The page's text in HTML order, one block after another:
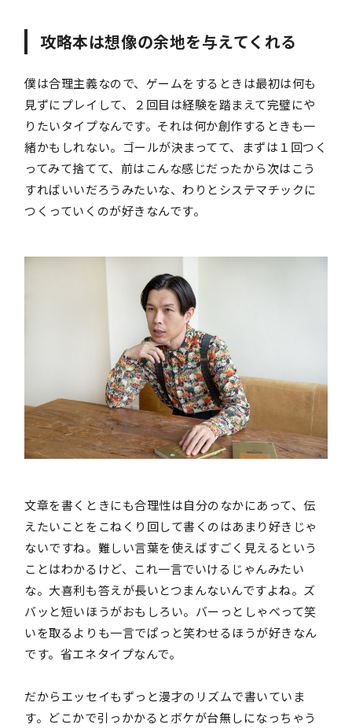
攻略本は想像の余地を与えてくれる
僕は合理主義なので、ゲームをするときは最初は何も
見ずにプレイして、２回目は経験を踏まえて完璧にや
りたいタイプなんです。それは何か創作するときも一
緒かもしれない。ゴールが決まってて、まずは１回つく
ってみて捨てて、前はこんな感じだったから次はこう
すればいいだろうみたいな、わりとシステマチックに
つくっていくのが好きなんです。
文章を書くときにも合理性は自分のなかにあって、伝
えたいことをこねくり回して書くのはあまり好きじゃ
ないですね。難しい言葉を使えばすごく見えるという
ことはわかるけど、これ一言でいけるじゃんみたい
な。大喜利も答えが長いとつまんないんですよね。ズ
バッと短いほうがおもしろい。バーっとしゃべって笑
いを取るよりも一言でぱっと笑わせるほうが好きなん
です。省エネタイプなんで。
だからエッセイもずっと漫才のリズムで書いていま
す。どこかで引っかかるとボケが台無しになっちゃう